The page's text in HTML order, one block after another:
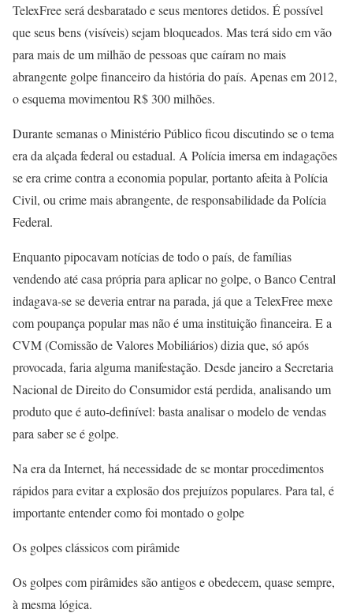
TelexFree será desbaratado e seus mentores detidos. É possível
que seus bens (visíveis) sejam bloqueados. Mas terá sido em vão
para mais de um milhão de pessoas que caíram no mais
abrangente golpe financeiro da história do país. Apenas em 2012,
o esquema movimentou R$ 300 milhões.
Durante semanas o Ministério Público ficou discutindo se o tema
era da alçada federal ou estadual. A Polícia imersa em indagações
se era crime contra a economia popular, portanto afeita à Polícia
Civil, ou crime mais abrangente, de responsabilidade da Polícia
Federal.
Enquanto pipocavam notícias de todo o país, de famílias
vendendo até casa própria para aplicar no golpe, o Banco Central
indagava-se se deveria entrar na parada, já que a TelexFree mexe
com poupança popular mas não é uma instituição financeira. E a
CVM (Comissão de Valores Mobiliários) dizia que, só após
provocada, faria alguma manifestação. Desde janeiro a Secretaria
Nacional de Direito do Consumidor está perdida, analisando um
produto que é auto-definível: basta analisar o modelo de vendas
para saber se é golpe.
Na era da Internet, há necessidade de se montar procedimentos
rápidos para evitar a explosão dos prejuízos populares. Para tal, é
importante entender como foi montado o golpe
Os golpes clássicos com pirâmide
Os golpes com pirâmides são antigos e obedecem, quase sempre,
à mesma lógica.